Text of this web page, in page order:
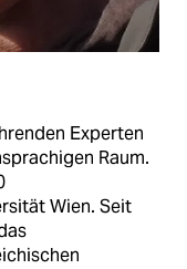
Experten
Raum.
Wien. Seit